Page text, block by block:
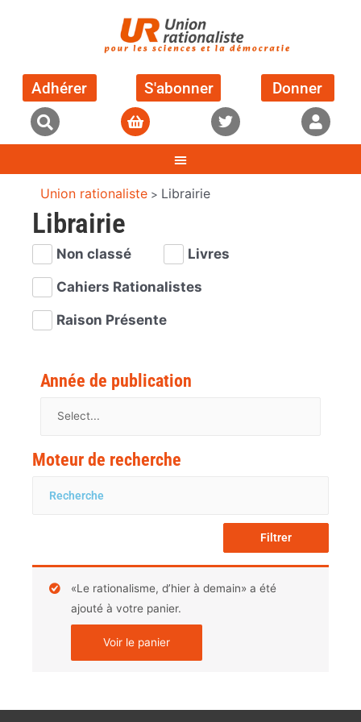
Adhérer S'abonner Donner
Union rationaliste > Librairie
Librairie
Non classé Livres
Cahiers Rationalistes
Raison Présente
Année de publication
Moteur de recherche
Filtrer
«Le rationalisme, d’hier à demain» a été
ajouté à votre panier.
Voir le panier